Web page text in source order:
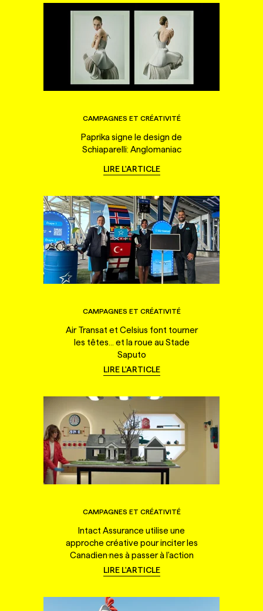
CAMPAGNES ET CRÉATIVITÉ
Paprika signe le design de
Schiaparelli: Anglomaniac
LIRE L'ARTICLE
CAMPAGNES ET CRÉATIVITÉ
Air Transat et Celsius font tourner
les têtes... et la roue au Stade
Saputo
LIRE L'ARTICLE
CAMPAGNES ET CRÉATIVITÉ
Intact Assurance utilise une
approche créative pour inciter les
Canadien·nes à passer à l'action
LIRE L'ARTICLE